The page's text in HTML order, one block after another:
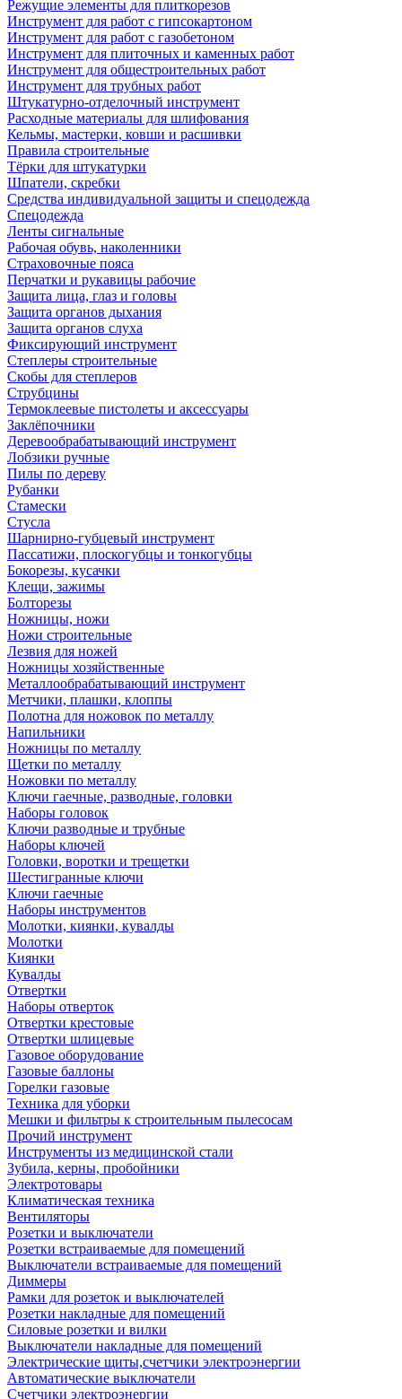
Режущие элементы для плиткорезов
Инструмент для работ с гипсокартоном
Инструмент для работ с газобетоном
Инструмент для плиточных и каменных работ
Инструмент для общестроительных работ
Инструмент для трубных работ
Штукатурно-отделочный инструмент
Расходные материалы для шлифования
Кельмы, мастерки, ковши и расшивки
Правила строительные
Тёрки для штукатурки
Шпатели, скребки
Средства индивидуальной защиты и спецодежда
Спецодежда
Ленты сигнальные
Рабочая обувь, наколенники
Страховочные пояса
Перчатки и рукавицы рабочие
Защита лица, глаз и головы
Защита органов дыхания
Защита органов слуха
Фиксирующий инструмент
Степлеры строительные
Скобы для степлеров
Струбцины
Термоклеевые пистолеты и аксессуары
Заклёпочники
Деревообрабатывающий инструмент
Лобзики ручные
Пилы по дереву
Рубанки
Стамески
Стусла
Шарнирно-губцевый инструмент
Пассатижи, плоскогубцы и тонкогубцы
Бокорезы, кусачки
Клещи, зажимы
Болторезы
Ножницы, ножи
Ножи строительные
Лезвия для ножей
Ножницы хозяйственные
Металлообрабатывающий инструмент
Метчики, плашки, клоппы
Полотна для ножовок по металлу
Напильники
Ножницы по металлу
Щетки по металлу
Ножовки по металлу
Ключи гаечные, разводные, головки
Наборы головок
Ключи разводные и трубные
Наборы ключей
Головки, воротки и трещетки
Шестигранные ключи
Ключи гаечные
Наборы инструментов
Молотки, киянки, кувалды
Молотки
Киянки
Кувалды
Отвертки
Наборы отверток
Отвертки крестовые
Отвертки шлицевые
Газовое оборудование
Газовые баллоны
Горелки газовые
Техника для уборки
Мешки и фильтры к строительным пылесосам
Прочий инструмент
Инструменты из медицинской стали
Зубила, керны, пробойники
Электротовары
Климатическая техника
Вентиляторы
Розетки и выключатели
Розетки встраиваемые для помещений
Выключатели встраиваемые для помещений
Диммеры
Рамки для розеток и выключателей
Розетки накладные для помещений
Силовые розетки и вилки
Выключатели накладные для помещений
Электрические щиты,счетчики электроэнергии
Автоматические выключатели
Счетчики электроэнергии